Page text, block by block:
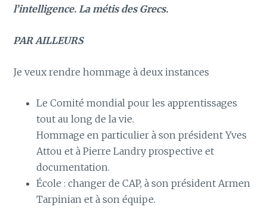
l’intelligence. La métis des Grecs.
PAR AILLEURS
Je veux rendre hommage à deux instances
Le Comité mondial pour les apprentissages
tout au long de la vie.
Hommage en particulier à son président Yves
Attou et à Pierre Landry prospective et
documentation.
École : changer de CAP, à son président Armen
Tarpinian et à son équipe.